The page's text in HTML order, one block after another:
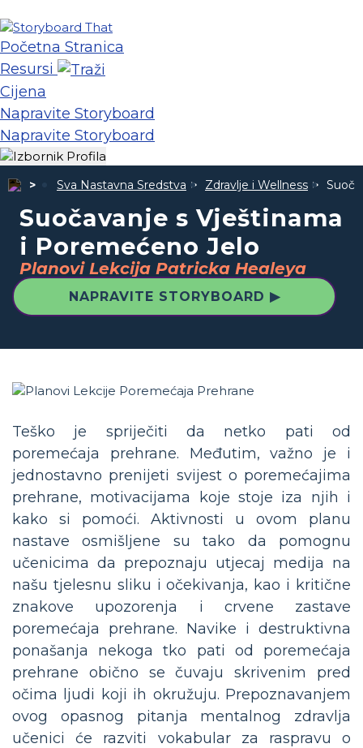
Početna Stranica
Resursi
Cijena
Napravite Storyboard
Napravite Storyboard
Sva Nastavna Sredstva Zdravlje i Wellness
Suočavanje s Vještinama
i Poremećeno Jelo
Planovi Lekcija Patricka Healeya
NAPRAVITE STORYBOARD ▶
Teško je spriječiti da netko pati od
poremećaja prehrane. Međutim, važno je i
jednostavno prenijeti svijest o poremećajima
prehrane, motivacijama koje stoje iza njih i
kako si pomoći. Aktivnosti u ovom planu
nastave osmišljene su tako da pomognu
učenicima da prepoznaju utjecaj medija na
našu tjelesnu sliku i očekivanja, kao i kritične
znakove upozorenja i crvene zastave
poremećaja prehrane. Navike i destruktivna
ponašanja nekoga tko pati od poremećaja
prehrane obično se čuvaju skrivenim pred
očima ljudi koji ih okružuju. Prepoznavanjem
ovog opasnog pitanja mentalnog zdravlja
učenici će razviti vokabular za raspravu o